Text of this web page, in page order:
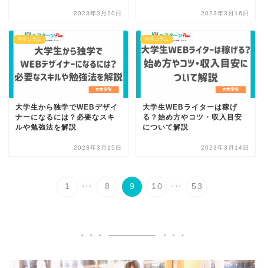
2023年3月20日 2023年3月16日
学生コラム
大学生から独学でWEBデザイ
ナーになるには？必要なスキ
ルや勉強法を解説
2023年3月15日
学生コラム
大学生WEBライターは稼げ
る？始め方やコツ・収入目安
について解説
2023年3月14日
1 ... 8 9 10 ... 53